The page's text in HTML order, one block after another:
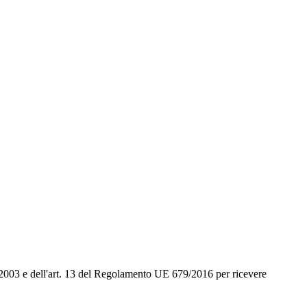
e dell'art. 13 del Regolamento UE 679/2016 per ricevere